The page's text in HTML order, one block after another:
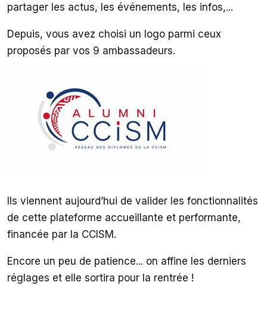
partager les actus, les événements, les infos,...
Depuis, vous avez choisi un logo parmi ceux
proposés par vos 9 ambassadeurs.
Ils viennent aujourd’hui de valider les fonctionnalités
de cette plateforme accueillante et performante,
financée par la CCISM.
Encore un peu de patience... on affine les derniers
réglages et elle sortira pour la rentrée !